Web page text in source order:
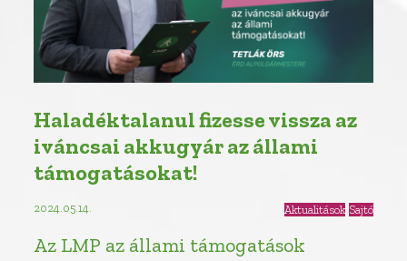
Haladéktalanul fizesse vissza az
iváncsai akkugyár az állami
támogatásokat!
2024.05.14. Aktualitások Sajtó
Az LMP az állami támogatások